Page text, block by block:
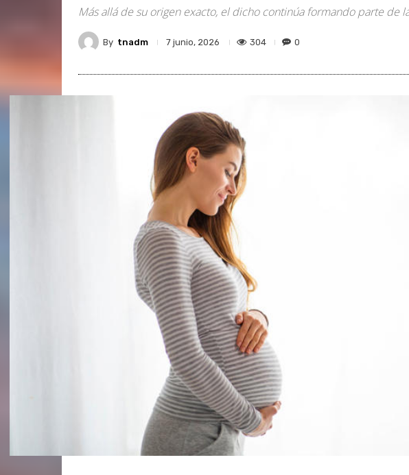
Más allá de su origen exacto, el dicho continúa formando parte
By tnadm 7 junio, 2026 304 0